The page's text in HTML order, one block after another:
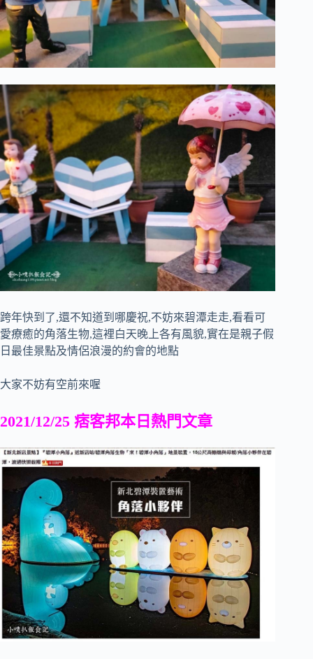
跨年快到了,還不知道到哪慶祝,不妨來碧潭走走,看看可
愛療癒的角落生物,這裡白天晚上各有風貌,實在是親子假
日最佳景點及情侶浪漫的約會的地點
大家不妨有空前來喔
2021/12/25 痞客邦本日熱門文章